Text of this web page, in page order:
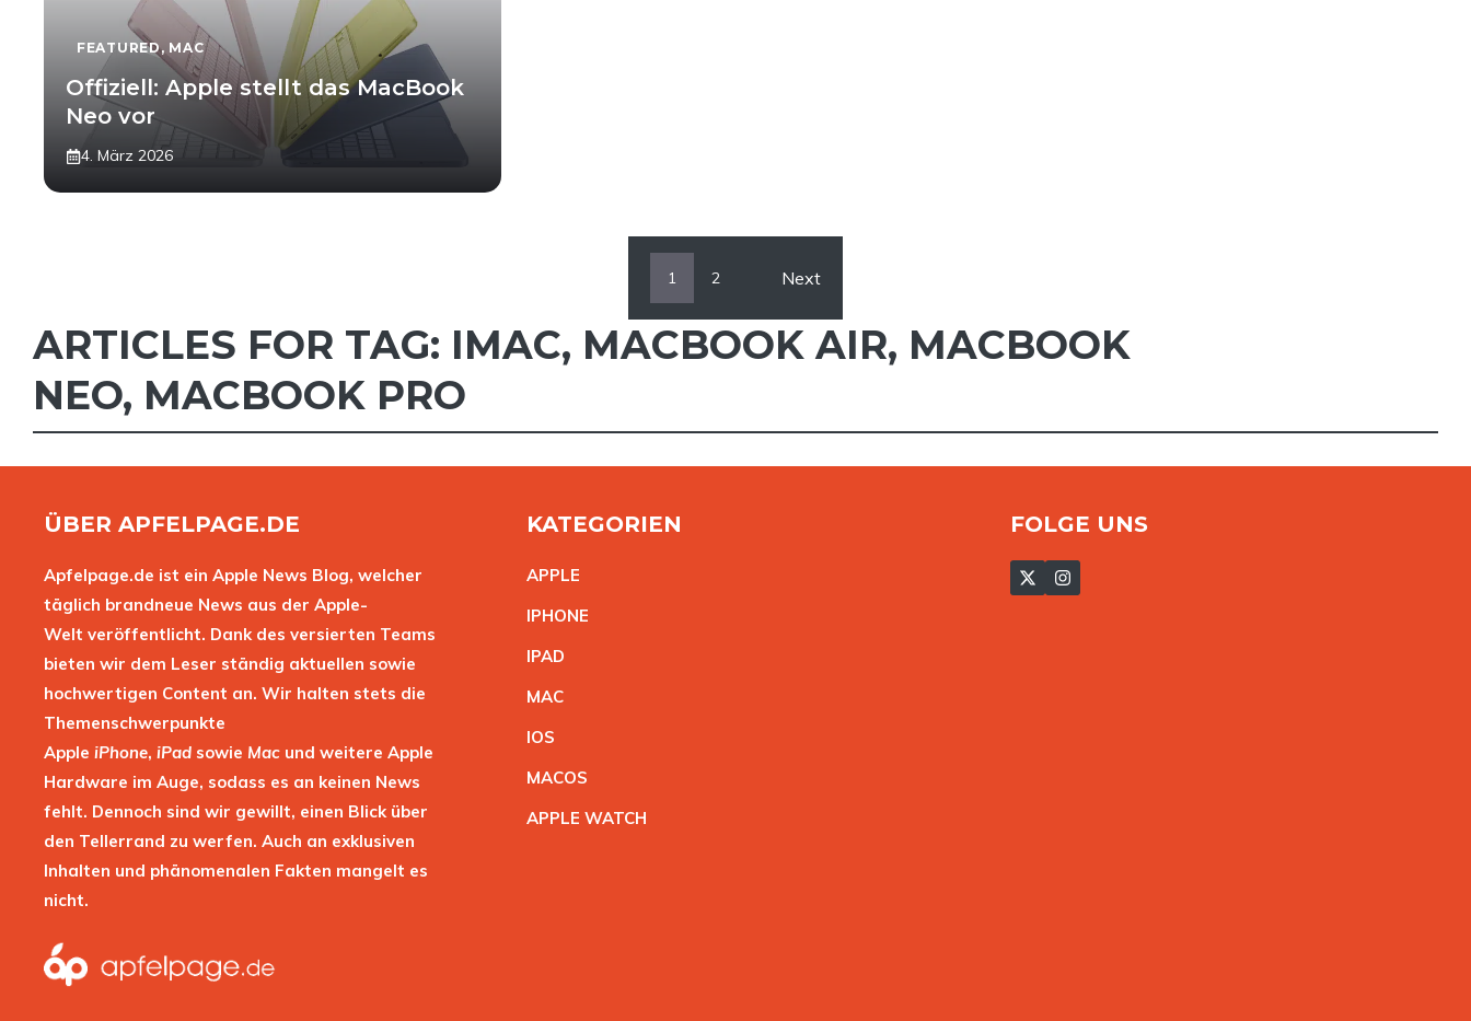
FEATURED, MAC
Offiziell: Apple stellt das MacBook
Neo vor
4. März 2026
1 2 Next
ARTICLES FOR TAG: IMAC, MACBOOK AIR, MACBOOK
NEO, MACBOOK PRO
ÜBER APFELPAGE.DE
Apfelpage.de ist ein Apple News Blog, welcher
täglich brandneue News aus der Apple-
Welt veröffentlicht. Dank des versierten Teams
bieten wir dem Leser ständig aktuellen sowie
hochwertigen Content an. Wir halten stets die
Themenschwerpunkte
Apple iPhone, iPad sowie Mac und weitere Apple
Hardware im Auge, sodass es an keinen News
fehlt. Dennoch sind wir gewillt, einen Blick über
den Tellerrand zu werfen. Auch an exklusiven
Inhalten und phänomenalen Fakten mangelt es
nicht.
KATEGORIEN
APPLE
IPHONE
IPAD
MAC
IOS
MACOS
APPLE WATCH
FOLGE UNS